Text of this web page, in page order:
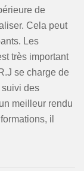
de
Cela peut
Les
très important
se charge de
des
meilleur rendu
il